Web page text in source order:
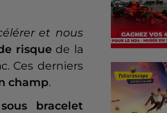
et nous
risquede la
Ces derniers
champ.
sous bracelet